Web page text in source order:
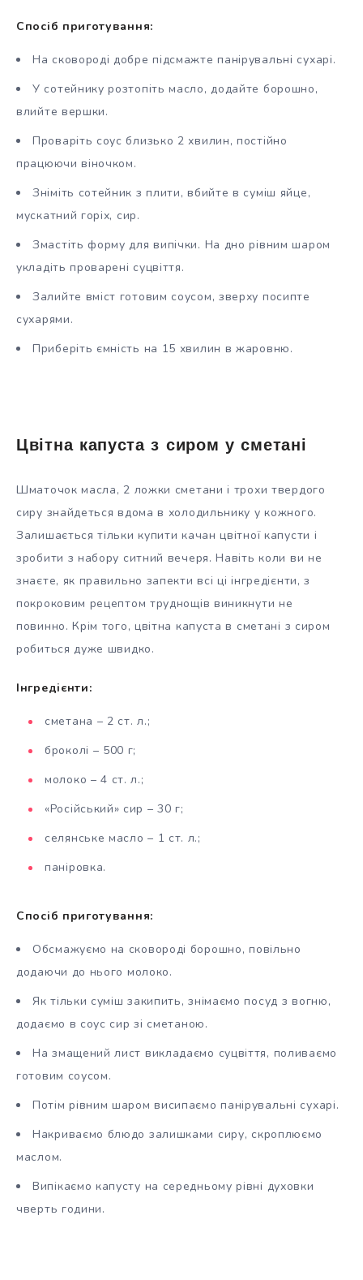
Спосіб приготування:
На сковороді добре підсмажте панірувальні сухарі.
У сотейнику розтопіть масло, додайте борошно,
влийте вершки.
Проваріть соус близько 2 хвилин, постійно
працюючи віночком.
Зніміть сотейник з плити, вбийте в суміш яйце,
мускатний горіх, сир.
Змастіть форму для випічки. На дно рівним шаром
укладіть проварені суцвіття.
Залийте вміст готовим соусом, зверху посипте
сухарями.
Приберіть ємність на 15 хвилин в жаровню.
Цвітна капуста з сиром у сметані
Шматочок масла, 2 ложки сметани і трохи твердого
сиру знайдеться вдома в холодильнику у кожного.
Залишається тільки купити качан цвітної капусти і
зробити з набору ситний вечеря. Навіть коли ви не
знаєте, як правильно запекти всі ці інгредієнти, з
покроковим рецептом труднощів виникнути не
повинно. Крім того, цвітна капуста в сметані з сиром
робиться дуже швидко.
Інгредієнти:
сметана – 2 ст. л.;
броколі – 500 г;
молоко – 4 ст. л.;
«Російський» сир – 30 г;
селянське масло – 1 ст. л.;
паніровка.
Спосіб приготування:
Обсмажуємо на сковороді борошно, повільно
додаючи до нього молоко.
Як тільки суміш закипить, знімаємо посуд з вогню,
додаємо в соус сир зі сметаною.
На змащений лист викладаємо суцвіття, поливаємо
готовим соусом.
Потім рівним шаром висипаємо панірувальні сухарі.
Накриваємо блюдо залишками сиру, скроплюємо
маслом.
Випікаємо капусту на середньому рівні духовки
чверть години.